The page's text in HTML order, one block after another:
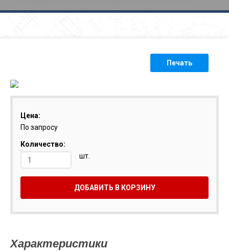
Печать
Цена:
По запросу
Количество:
шт.
ДОБАВИТЬ В КОРЗИНУ
Характеристики